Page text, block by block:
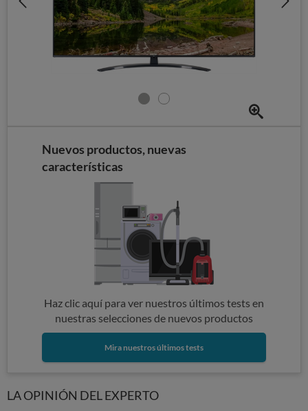
Nuevos productos, nuevas
características
Haz clic aquí para ver nuestros últimos tests en
nuestras selecciones de nuevos productos
Mira nuestros últimos tests
LA OPINIÓN DEL EXPERTO